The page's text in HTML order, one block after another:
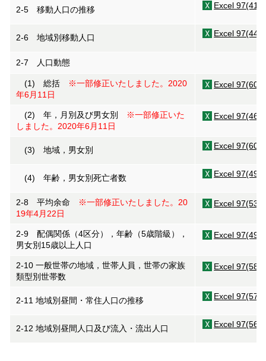
2-5 移動人口の推移 Excel
2-6 地域別移動人口 Excel
2-7 人口動態
(1) 総括
※一部修正いたしました。2020
年6月11日
Excel
(2) 年，月別及び男女別
※一部修正いた
しました。2020年6月11日
Excel
(3) 地域，男女別 Excel
(4) 年齢，男女別死亡者数 Excel
2-8 平均余命
※一部修正いたしました。20
19年4月22日
Excel
2-9 配偶関係（4区分），年齢（5歳階級），
男女別15歳以上人口
Excel
2-10 一般世帯の地域，世帯人員，世帯の家族
類型別世帯数
Excel
2-11 地域別昼間・常住人口の推移 Excel
2-12 地域別昼間人口及び流入・流出人口 Excel